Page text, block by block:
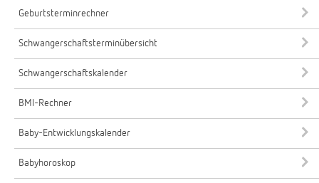
Geburtsterminrechner
Schwangerschaftsterminübersicht
Schwangerschaftskalender
BMI-Rechner
Baby-Entwicklungskalender
Babyhoroskop